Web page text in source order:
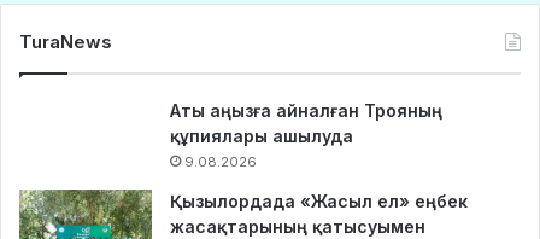
TuraNews
Аты аңызға айналған Трояның
құпиялары ашылуда
9.08.2026
Қызылордада «Жасыл ел» еңбек
жасақтарының қатысуымен